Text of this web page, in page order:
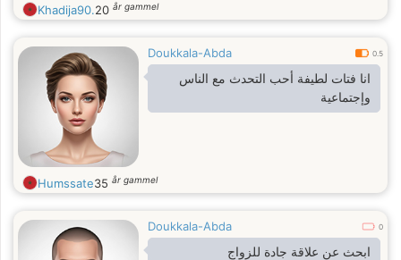
Khadija90.20 år gammel
Doukkala-Abda 0.5
انا فتات لطيفة أحب التحدث مع الناس
وإجتماعية
Humssate35 år gammel
Doukkala-Abda 0
ابحث عن علاقة جادة للزواج